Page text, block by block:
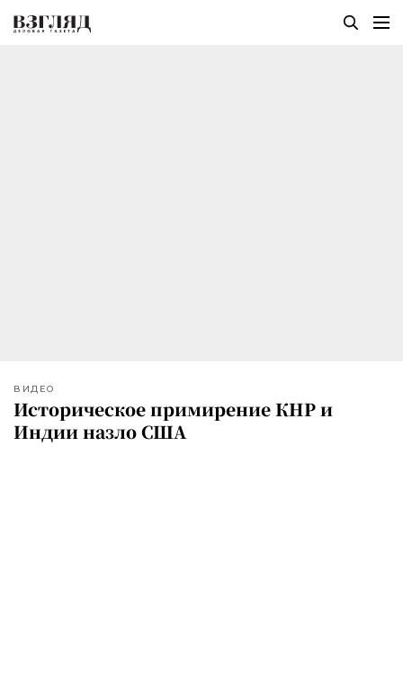
ВИДЕО
Историческое примирение КНР и
Индии назло США